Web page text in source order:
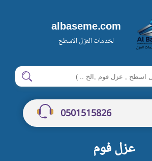
albaseme.com
لخدمات العزل الاسطح
ابحث
0501515826
عزل فوم